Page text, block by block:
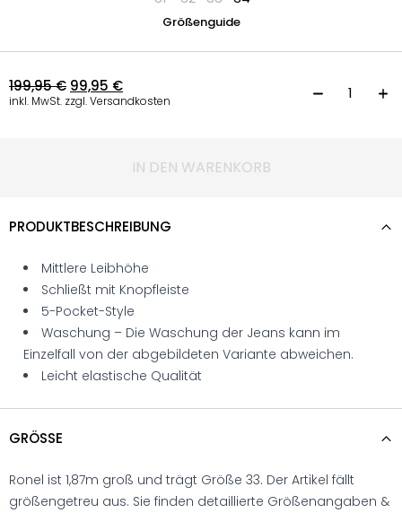
Größenguide
199,95€ 99,95 €
inkl. MwSt. zzgl. Versandkosten
IN DEN WARENKORB
PRODUKTBESCHREIBUNG
Mittlere Leibhöhe
Schließt mit Knopfleiste
5-Pocket-Style
Waschung – Die Waschung der Jeans kann im
Einzelfall von der abgebildeten Variante abweichen.
Leicht elastische Qualität
GRÖSSE
Ronel ist 1,87m groß und trägt Größe 33. Der Artikel fällt
größengetreu aus. Sie finden detaillierte Größenangaben &